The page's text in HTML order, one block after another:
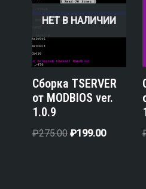
НЕТ В НАЛИЧИИ
Сборка TSERVER
от MODBIOS ver.
1.0.9
₽275.00 ₽199.00